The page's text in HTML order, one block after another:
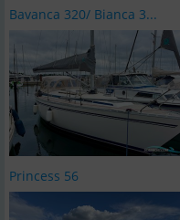
Bavanca 320/ Bianca 3...
Princess 56